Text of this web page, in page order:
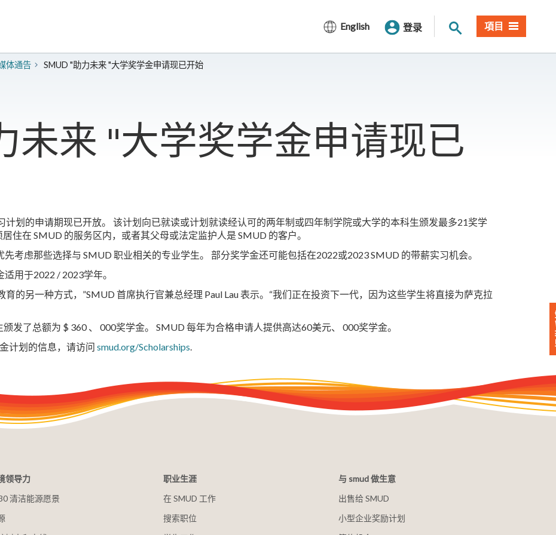
English 登录 网站搜索項目
体通告 SMUD "助力未来 "大学奖学金申请现已开始
未来 "大学奖学金申请现已
计划的申请期现已开放。 该计划向已就读或计划就读经认可的两年制或四年制学院或大学的本科生颁发最多21奖学
住在 SMUD 的服务区内，或者其父母或法定监护人是 SMUD 的客户。
考虑那些选择与 SMUD 职业相关的专业学生。 部分奖学金还可能包括在2022或2023 SMUD 的带薪实习机会。
用于2022 / 2023学年。
育的另一种方式，”SMUD 首席执行官兼总经理 Paul Lau 表示。“我们正在投资下一代，因为这些学生将直接为萨克拉
发了总额为 $ 360 、 000奖学金。 SMUD 每年为合格申请人提供高达60美元、 000奖学金。
计划的信息，请访问 smud.org/Scholarships.
领导力
清洁能源愿景
职业生涯
在 SMUD 工作
搜索职位
与 smud 做生意
出售给 SMUD
小型企业奖励计划